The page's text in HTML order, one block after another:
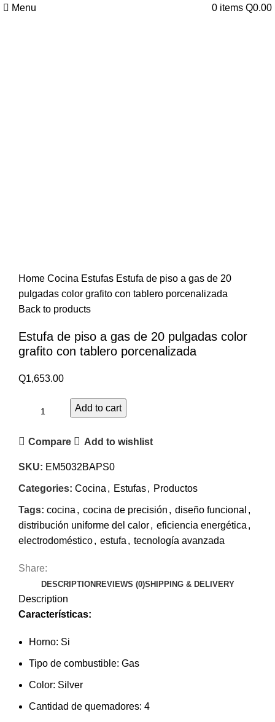
Menu 0 items Q0.00
Home Cocina Estufas Estufa de piso a gas de 20
pulgadas color grafito con tablero porcenalizada
Back to products
Estufa de piso a gas de 20 pulgadas color
grafito con tablero porcenalizada
Q1,653.00
Add to cart
Compare Add to wishlist
SKU: EM5032BAPS0
Categories: Cocina , Estufas, Productos
Tags: cocina , cocina de precisión , diseño funcional ,
distribución uniforme del calor, eficiencia energética ,
electrodoméstico, estufa , tecnología avanzada
Share:
DESCRIPTION REVIEWS (0)SHIPPING & DELIVERY
Description
Características:
Horno: Si
Tipo de combustible: Gas
Color: Silver
Cantidad de quemadores: 4